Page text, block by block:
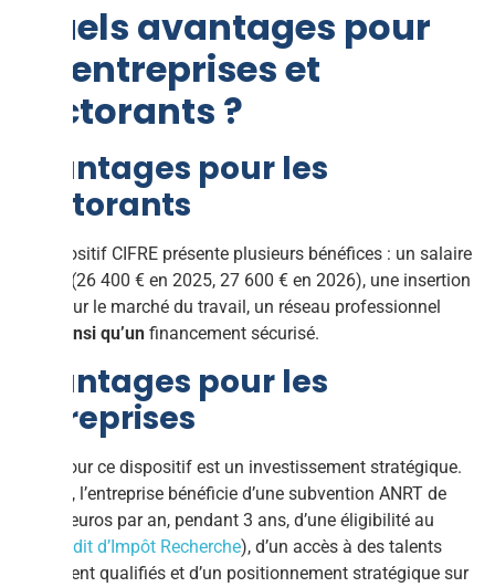
: quels avantages pour
les entreprises et
doctorants ?
Avantages pour les
doctorants
Le dispositif CIFRE présente plusieurs bénéfices : un salaire
garanti (26 400 € en 2025, 27 600 € en 2026), une insertion
rapide sur le marché du travail, un réseau professionnel
ainsi qu’un financement sécurisé.
Avantages pour les
entreprises
Opter pour ce dispositif est un investissement stratégique.
En effet, l’entreprise bénéficie d’une subvention ANRT de
14.000 euros par an, pendant 3 ans, d’une éligibilité au
Crédit d’Impôt Recherche), d’un accès à des talents
hautement qualifiés et d’un positionnement stratégique sur